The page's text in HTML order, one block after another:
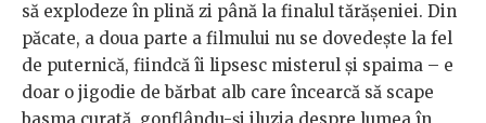
să explodeze în plină zi până la finalul tărășeniei. Din
păcate, a doua parte a filmului nu se dovedește la fel
de puternică, fiindcă îi lipsesc misterul și spaima – e
doar o jigodie de bărbat alb care încearcă să scape